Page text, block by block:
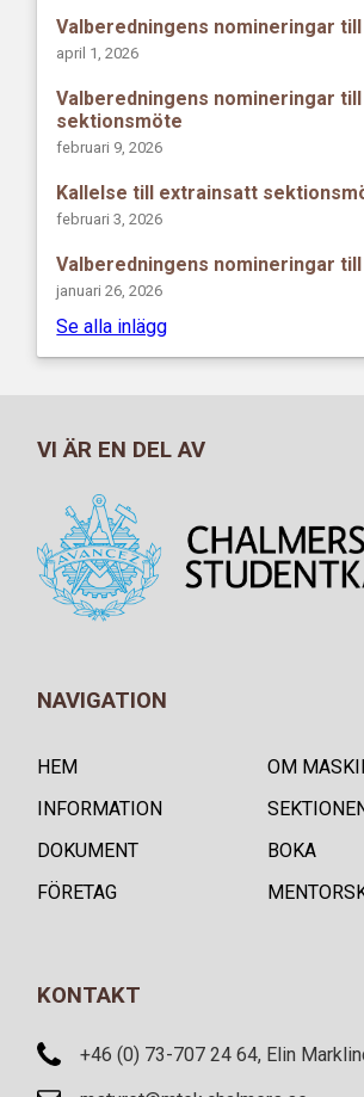
Valberedningens nomineringar till
april 1, 2026
Valberedningens nomineringar
sektionsmöte
februari 9, 2026
Kallelse till extrainsatt
februari 3, 2026
Valberedningens nomineringar till
januari 26, 2026
Se alla inlägg
VI ÄR EN DEL AV
NAVIGATION
HEM
OM
INFORMATION
DOKUMENT
BOKA
FÖRETAG
KONTAKT
+46 (0) 73-707 24 64, Elin